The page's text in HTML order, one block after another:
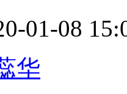
01-08
华